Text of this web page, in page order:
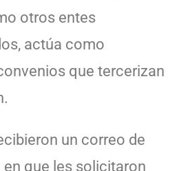
otros entes
actúa como
que tercerizan
un correo de
que les solicitaron